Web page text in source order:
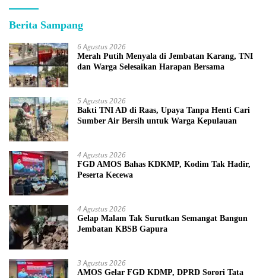
Berita Sampang
6 Agustus 2026
Merah Putih Menyala di Jembatan Karang, TNI
dan Warga Selesaikan Harapan Bersama
5 Agustus 2026
Bakti TNI AD di Raas, Upaya Tanpa Henti Cari
Sumber Air Bersih untuk Warga Kepulauan
4 Agustus 2026
FGD AMOS Bahas KDKMP, Kodim Tak Hadir,
Peserta Kecewa
4 Agustus 2026
Gelap Malam Tak Surutkan Semangat Bangun
Jembatan KBSB Gapura
3 Agustus 2026
AMOS Gelar FGD KDMP, DPRD Sorori Tata